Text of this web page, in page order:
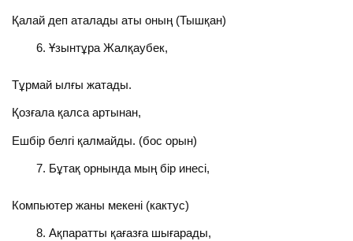
Қалай деп аталады аты оның (Тышқан)
Ұзынтұра Жалқаубек,
Тұрмай ылғы жатады.
Қозғала қалса артынан,
Ешбір белгі қалмайды. (бос орын)
Бұтақ орнында мың бір инесі,
Компьютер жаны мекені (кактус)
Ақпаратты қағазға шығарады,